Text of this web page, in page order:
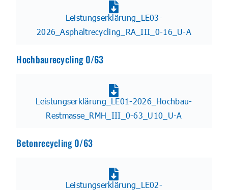
Leistungserklärung_LE03-
2026_Asphaltrecycling_RA_III_0-16_U-A
Hochbaurecycling 0/63
Leistungserklärung_LE01-2026_Hochbau-
Restmasse_RMH_III_0-63_U10_U-A
Betonrecycling 0/63
Leistungserklärung_LE02-